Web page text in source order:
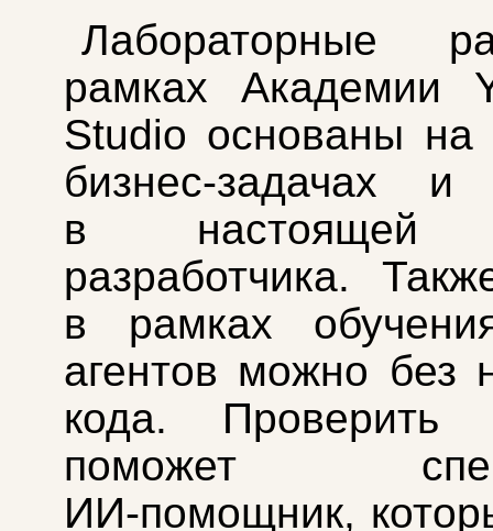
Лабораторные
рамках Академии
Studio основаны на
бизнес‑задачах и
в настоящей
разработчика.
в рамках
агентов можно без
кода. Проверить
поможет
ИИ‑помощник,